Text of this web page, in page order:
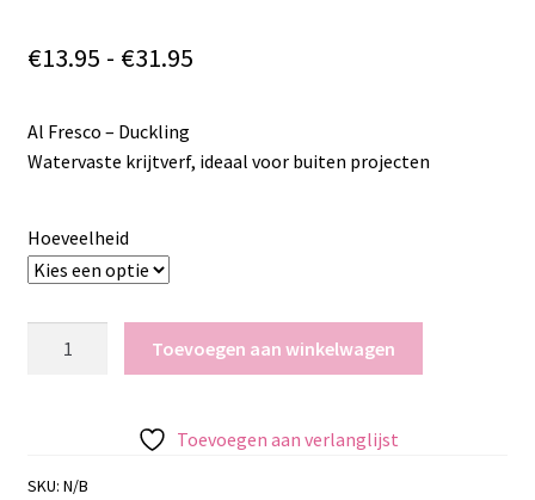
€13.95 - €31.95Prijsklasse:
Al Fresco – Duckling
Watervaste krijtverf, ideaal voor buiten projecten
Hoeveelheid
Toevoegen aan winkelwagen
Toevoegen aan verlanglijst
SKU: N/B